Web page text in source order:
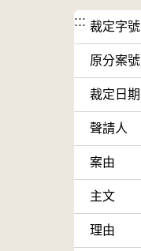
::: 裁定字號
原分案號
裁定日期
聲請人
案由
主文
理由